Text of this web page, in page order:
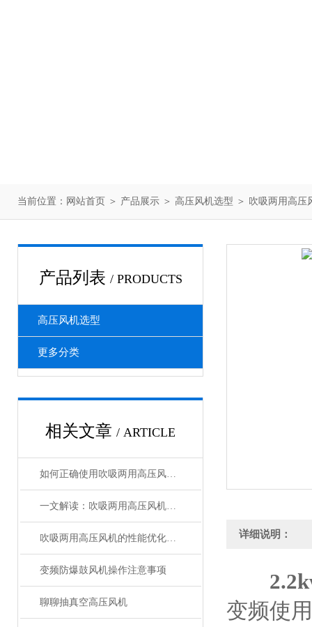
当前位置： 网站首页 ＞ 产品展示 ＞ 高压风机选型 ＞ 吹吸两用高压
产品列表 / PRODUCTS
高压风机选型
更多分类
相关文章 / ARTICLE
如何正确使用吹吸两用高压风机进行操作？
一文解读：吹吸两用高压风机的性能特点
吹吸两用高压风机的性能优化与维护技巧
变频防爆鼓风机操作注意事项
聊聊抽真空高压风机
详细说明：
变频使